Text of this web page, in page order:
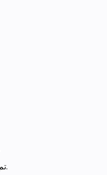
· تم الوصول بفيديوهاتنا عن طريق تطبيق اليوتيوب والتيك توك إلى أكثر من 10 مليون مشاهد.